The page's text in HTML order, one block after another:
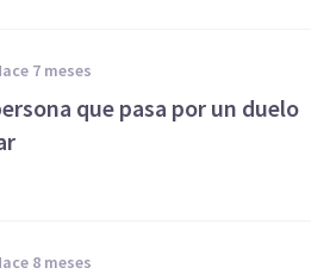
hace 7 meses
que pasa por un duelo
hace 8 meses